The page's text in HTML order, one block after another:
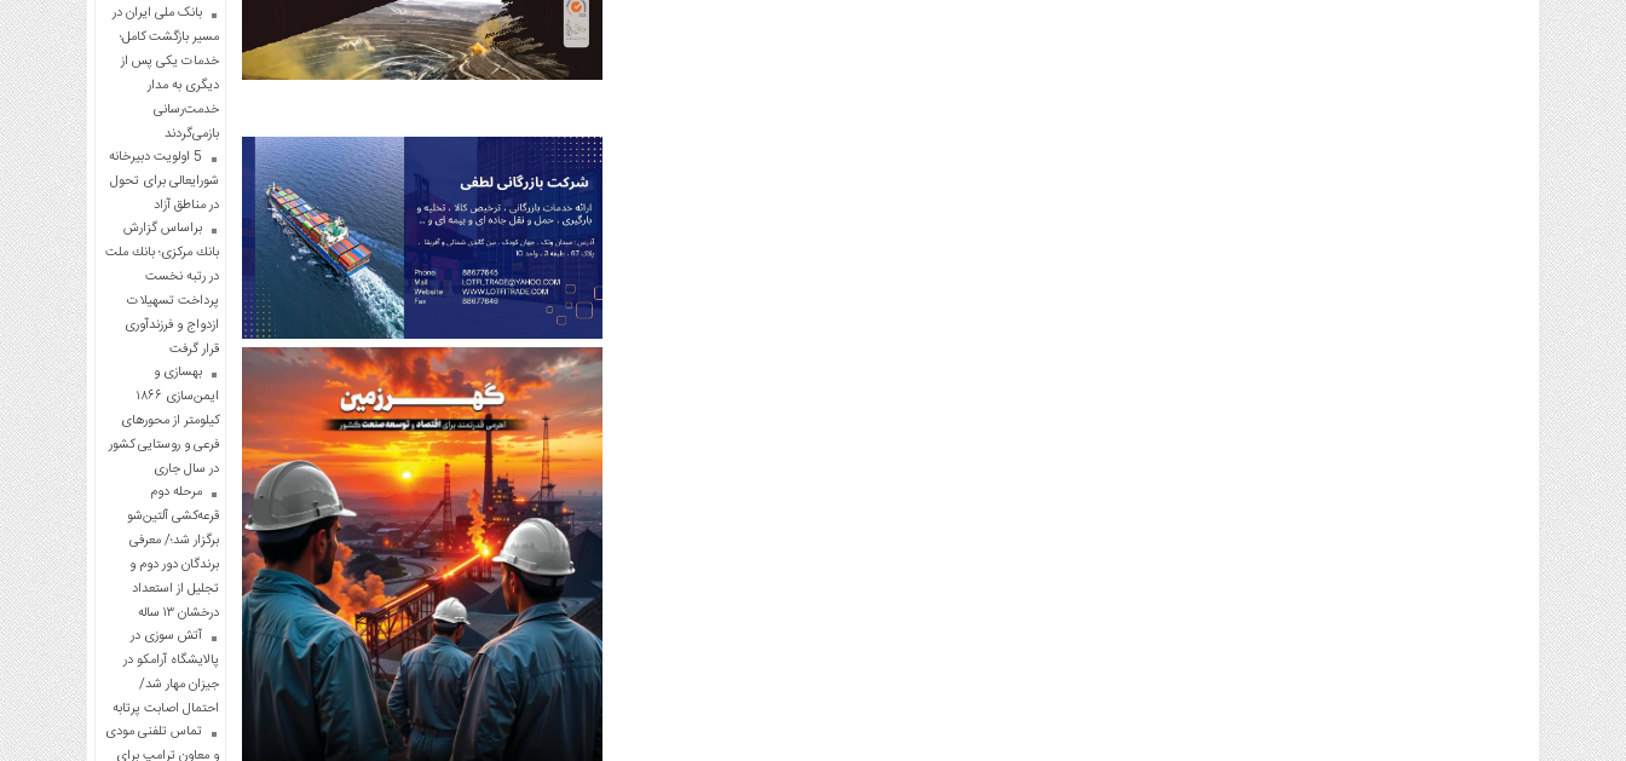
بانک ملی ایران در
مسیر بازگشت کامل؛
خدمات یکی پس از
دیگری به مدار
خدمت‌رسانی
بازمی‌گردند
5 اولویت دبیرخانه
شورایعالی برای تحول
در مناطق آزاد
براساس گزارش
بانك مركزی؛ بانك ملت
در رتبه نخست
پرداخت تسهیلات
ازدواج و فرزندآوری
قرار گرفت
بهسازی و
ایمن‌سازی ۱۸۶۶
کیلومتر از محورهای
فرعی و روستایی کشور
در سال جاری
مرحله دوم
قرعه‌کشی آلتین‌شو
برگزار شد؛/ معرفی
برندگان دور دوم و
تجلیل از استعداد
درخشان ۱۳ ساله
آتش سوزی در
پالایشگاه آرامکو در
جیزان مهار شد/
احتمال اصابت پرتابه
تماس تلفنی مودی
و معاون ترامپ برای